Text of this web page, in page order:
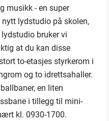
musikk - en super
lydstudio på skolen,
bruker vi
at du kan disse
to-etasjes styrkerom i
og to idrettsahaller.
en liten
i tillegg til mini-
kl. 0930-1700.